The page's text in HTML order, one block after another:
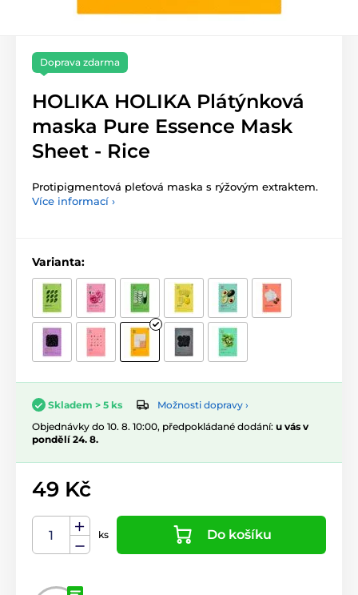
Doprava zdarma
HOLIKA HOLIKA Plátýnková
maska Pure Essence Mask
Sheet - Rice
Protipigmentová pleťová maska s rýžovým extraktem.
Více informací ›
Varianta:
Skladem > 5 ks
Možnosti dopravy ›
Objednávky do 10. 8. 10:00, předpokládané dodání: u vás v
pondělí 24. 8.
49 Kč
ks Do košíku